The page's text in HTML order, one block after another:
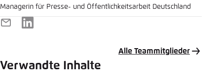
Managerin für Presse- und Öffentlichkeitsarbeit Deutschland
E-
LinkedIn
Alle Teammitglieder
Verwandte Inhalte